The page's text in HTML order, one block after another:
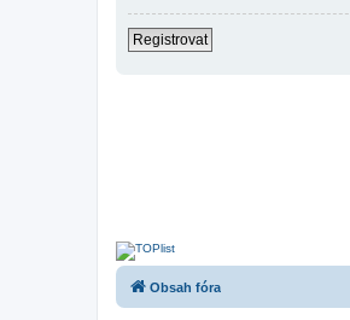
Registrovat
Obsah fóra